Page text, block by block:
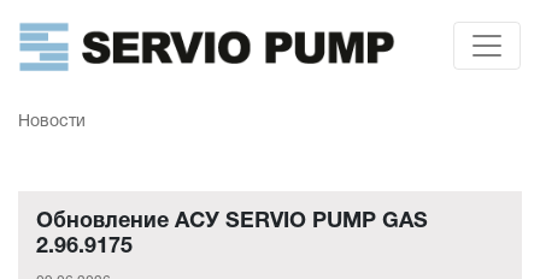
Новости
Обновление АСУ SERVIO PUMP GAS
2.96.9175